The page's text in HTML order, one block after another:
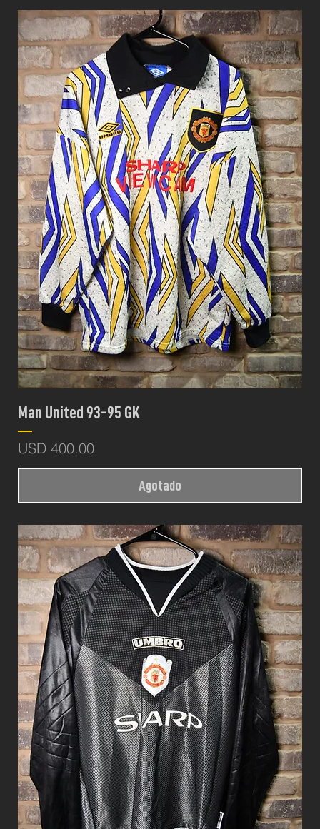
Man United 93-95 GK
Precio
USD 400.00
Agotado